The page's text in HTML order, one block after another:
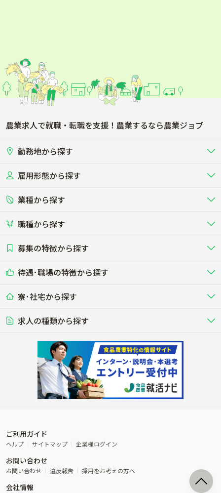
農業求人で就職・転職を支援！農業するなら農業ジョブ
勤務地から探す
北海道
関東
東海
雇用形態から探す
正社員 バイト・アルバイト・パート
短期アルバイト
その他（独立・副業など）
業種から探す
畜産（酪農･肉牛･養豚･養鶏など）
酪農
する牧場
養豚
る養豚場
レースで活躍する馬の手入れや子馬
その他畜産
その他動物の畜産業（羊、ウズラな
ど）
畑・圃場で野菜・穀物を生産 ビニールハウスで多様な野菜の生産
稲作
ビニールハウスで観賞用植物の栽
植物工場
環境制御された工場で野菜の生産管
理
農業資材･肥料
農場設備・肥料・飼料の生産・流
農業用の機械・機材の開発・販
流通･商社
農産物・農産品の物流・卸し・輸出
入
製造･加工･販売 福祉
その他農業関連企業
ネス
その他業種
木材の植林・伐採・加工、または
漁業･養殖
魚介類の採捕・養殖、または水産加
工場
職種から探す
農場･牧場･現場職
専門職（獣医師･人工授精師･
研究･開発 WEB･IT
その他職種
募集の特徴から探す
未経験歓迎
学歴不問
50代採用実績あり
AT免許OK
内定まで最短1週間 管理者･幹部採用
待遇･職場の特徴から探す
社会保険完備
食事補助あり
年間休日100日以上
経験者優遇 独立支援可能
寮･社宅から探す
単身寮あり
寮･社宅相談可
求人の種類から探す
転職おまかせ求人
ご利用ガイド
ヘルプ サイトマップ 企業様ログイン
お問い合わせ
お問い合わせ 違反報告 採用をお考えの方へ
会社情報